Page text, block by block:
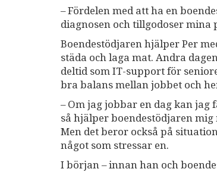
– Fördelen med att ha en
diagnosen och tillgodoser mina
Boendestödjaren hjälper Per
städa och laga mat. Andra
deltid som IT-support för
bra balans mellan jobbet och
– Om jag jobbar en dag kan
så hjälper boendestödjaren
Men det beror också på
något som stressar en.
I början – innan han och